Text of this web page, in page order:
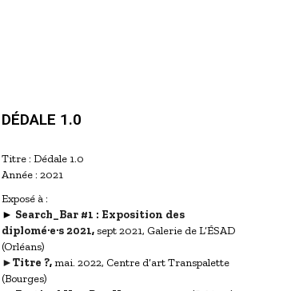
DÉDALE 1.0
Titre : Dédale 1.0
Année : 2021
Exposé à :
► Search_Bar #1 : Exposition des
diplomé·e·s 2021,sept 2021, Galerie de L’ÉSAD
(Orléans)
►Titre ?,mai. 2022, Centre d’art Transpalette
(Bourges)